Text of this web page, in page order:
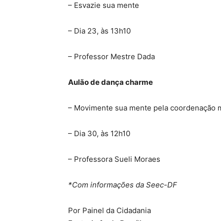
– Esvazie sua mente
– Dia 23, às 13h10
– Professor Mestre Dada
Aulão de dança charme
– Movimente sua mente pela coordenação
– Dia 30, às 12h10
– Professora Sueli Moraes
*Com informações da Seec-DF
Por Painel da Cidadania